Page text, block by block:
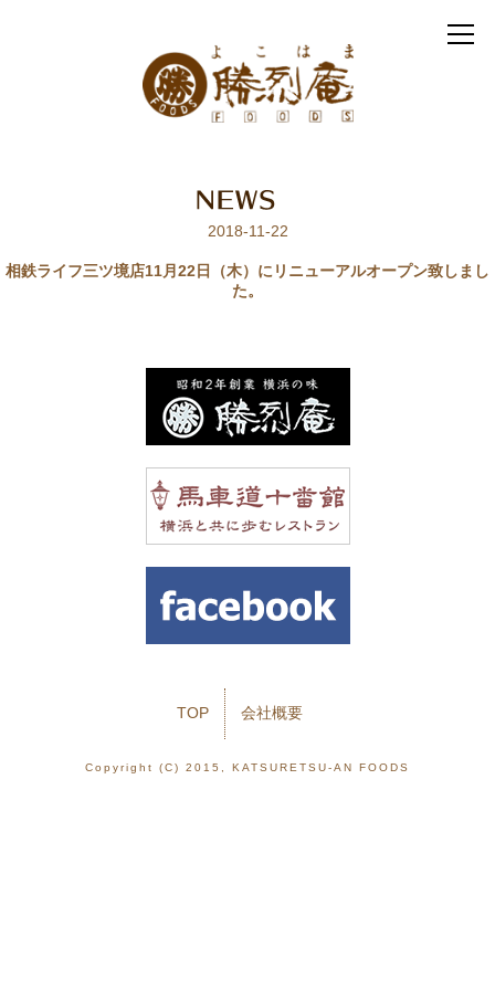
2018-11-22
相鉄ライフ三ツ境店11月22日（木）にリニューアルオープン致しまし
た。
TOP 会社概要
Copyright (C) 2015, KATSURETSU-AN FOODS